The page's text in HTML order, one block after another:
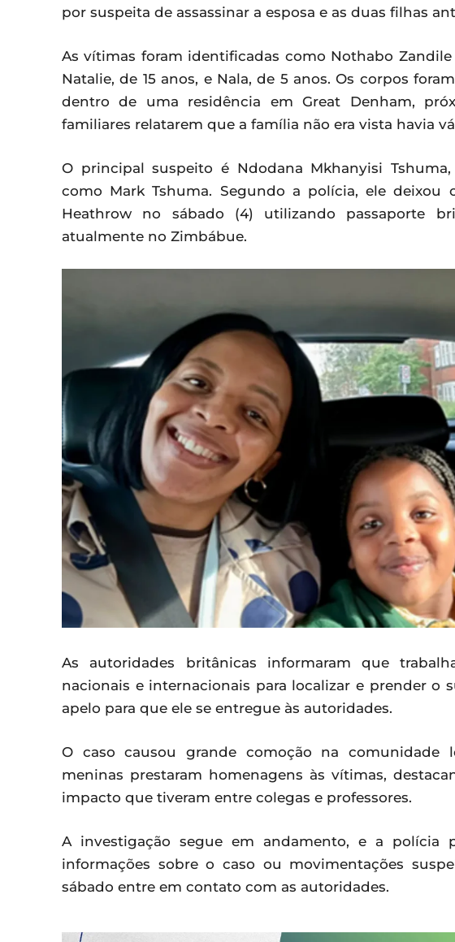
por suspeita de assassinar a esposa e as duas filhas
As vítimas foram identificadas como Nothabo Zandile
Natalie, de 15 anos, e Nala, de 5 anos. Os corpos
dentro de uma residência em Great Denham,
familiares relatarem que a família não era vista havia
O principal suspeito é Ndodana Mkhanyisi
como Mark Tshuma. Segundo a polícia, ele deixou
Heathrow no sábado (4) utilizando passaporte
atualmente no Zimbábue.
As autoridades britânicas informaram que
nacionais e internacionais para localizar e prender o
apelo para que ele se entregue às autoridades.
O caso causou grande comoção na comunidade
meninas prestaram homenagens às vítimas,
impacto que tiveram entre colegas e professores.
A investigação segue em andamento, e a polícia
informações sobre o caso ou movimentações
sábado entre em contato com as autoridades.